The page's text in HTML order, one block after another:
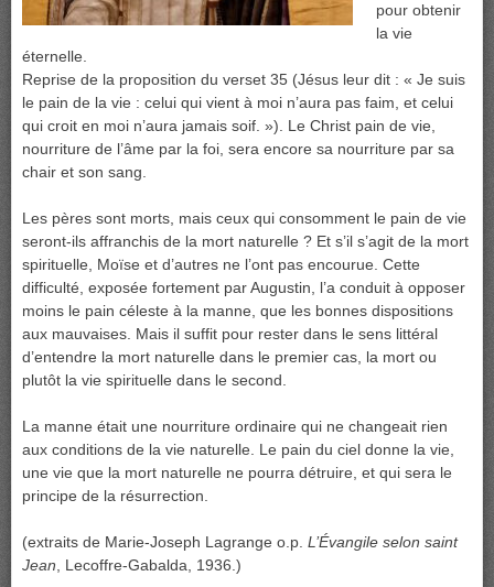
pour obtenir
la vie
éternelle.
Reprise de la proposition du verset 35 (Jésus leur dit : « Je suis
le pain de la vie : celui qui vient à moi n’aura pas faim, et celui
qui croit en moi n’aura jamais soif. »). Le Christ pain de vie,
nourriture de l’âme par la foi, sera encore sa nourriture par sa
chair et son sang.
Les pères sont morts, mais ceux qui consomment le pain de vie
seront-ils affranchis de la mort naturelle ? Et s’il s’agit de la mort
spirituelle, Moïse et d’autres ne l’ont pas encourue. Cette
difficulté, exposée fortement par Augustin, l’a conduit à opposer
moins le pain céleste à la manne, que les bonnes dispositions
aux mauvaises. Mais il suffit pour rester dans le sens littéral
d’entendre la mort naturelle dans le premier cas, la mort ou
plutôt la vie spirituelle dans le second.
La manne était une nourriture ordinaire qui ne changeait rien
aux conditions de la vie naturelle. Le pain du ciel donne la vie,
une vie que la mort naturelle ne pourra détruire, et qui sera le
principe de la résurrection.
(extraits de Marie-Joseph Lagrange o.p. L’Évangile selon saint
Jean , Lecoffre-Gabalda, 1936.)